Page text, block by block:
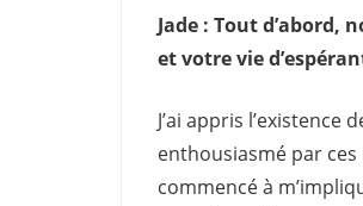
Jade : Tout d’abord,
et votre vie
J’ai appris l’existence
enthousiasmé par
commencé à